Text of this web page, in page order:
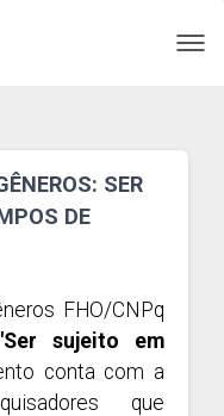
SER
DE
FHO/CNPq
sujeito em
conta com a
que